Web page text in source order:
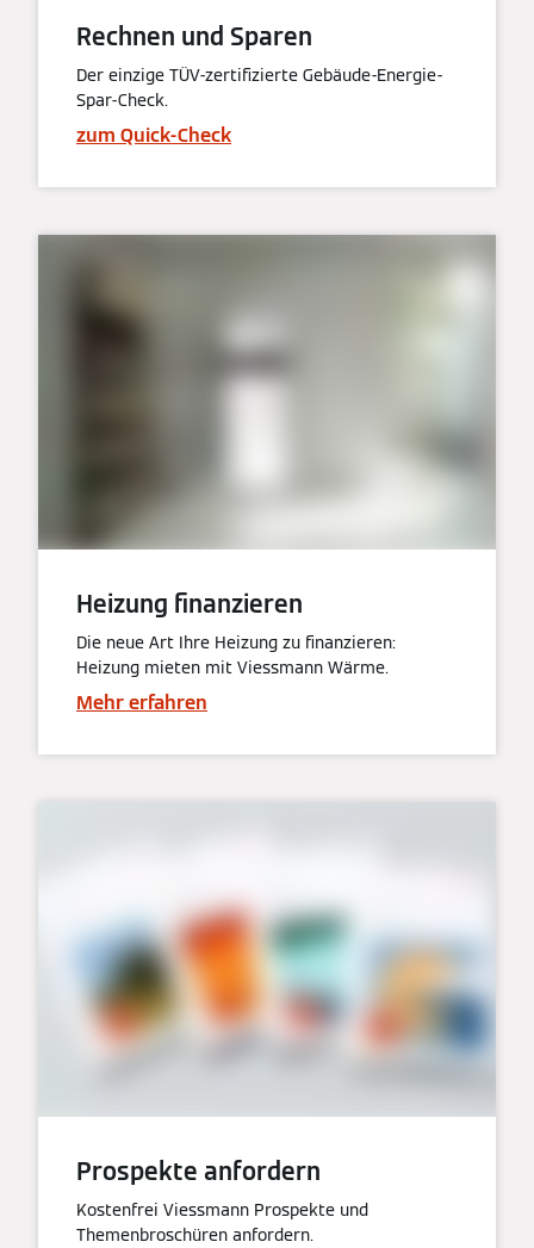
Rechnen und Sparen
Der einzige TÜV-zertifizierte Gebäude-Energie-
Spar-Check.
zum Quick-Check
Heizung finanzieren
Die neue Art Ihre Heizung zu finanzieren:
Heizung mieten mit Viessmann Wärme.
Mehr erfahren
Prospekte anfordern
Kostenfrei Viessmann Prospekte und
Themenbroschüren anfordern.